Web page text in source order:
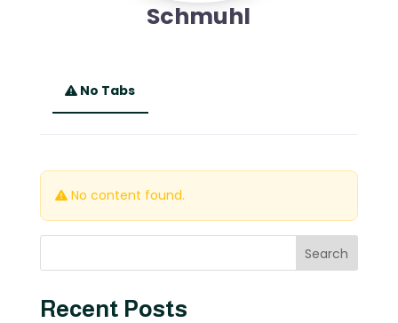
Schmuhl
No Tabs
No content found.
Search
Recent Posts